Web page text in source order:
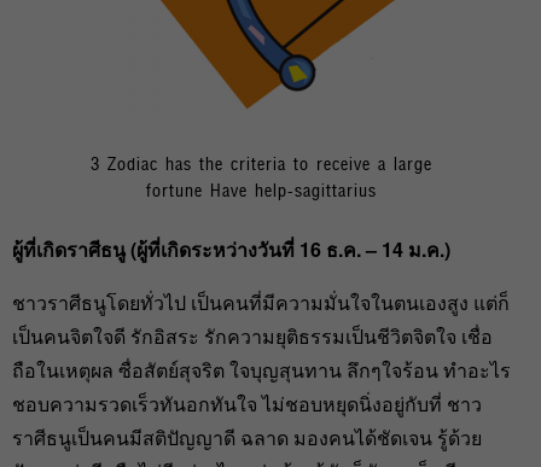
3 Zodiac has the criteria to receive a large
fortune Have help-sagittarius
ผู้ที่เกิดราศีธนู (ผู้ที่เกิดระหว่างวันที่ 16 ธ.ค. – 14 ม.ค.)
ชาวราศีธนูโดยทั่วไป เป็นคนที่มีความมั่นใจในตนเองสูง แต่ก็
เป็นคนจิตใจดี รักอิสระ รักความยุติธรรมเป็นชีวิตจิตใจ เชื่อ
ถือในเหตุผล ซื่อสัตย์สุจริต ใจบุญสุนทาน ลึกๆใจร้อน ทำอะไร
ชอบความรวดเร็วทันอกทันใจ ไม่ชอบหยุดนิ่งอยู่กับที่ ชาว
ราศีธนูเป็นคนมีสติปัญญาดี ฉลาด มองคนได้ชัดเจน รู้ด้วย